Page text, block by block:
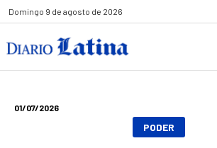
Domingo 9 de agosto de 2026
01/07/2026
PODER